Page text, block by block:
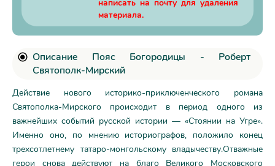
написать на почту для удаления
материала.
Описание Пояс Богородицы - Роберт
Святополк-Мирский
Действие нового историко-приключенческого романа
Святополка-Мирского происходит в период одного из
важнейших событий русской истории — «Стоянии на Угре».
Именно оно, по мнению историографов, положило конец
трехсотлетнему татаро-монгольскому владычеству.Отважные
герои снова действуют на благо Великого Московского